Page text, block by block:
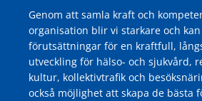
Genom att samla kraft och
organisation blir vi starkare och
förutsättningar för en kraftfull,
utveckling för hälso- och sjukvård,
kultur, kollektivtrafik och
också möjlighet att skapa de bästa